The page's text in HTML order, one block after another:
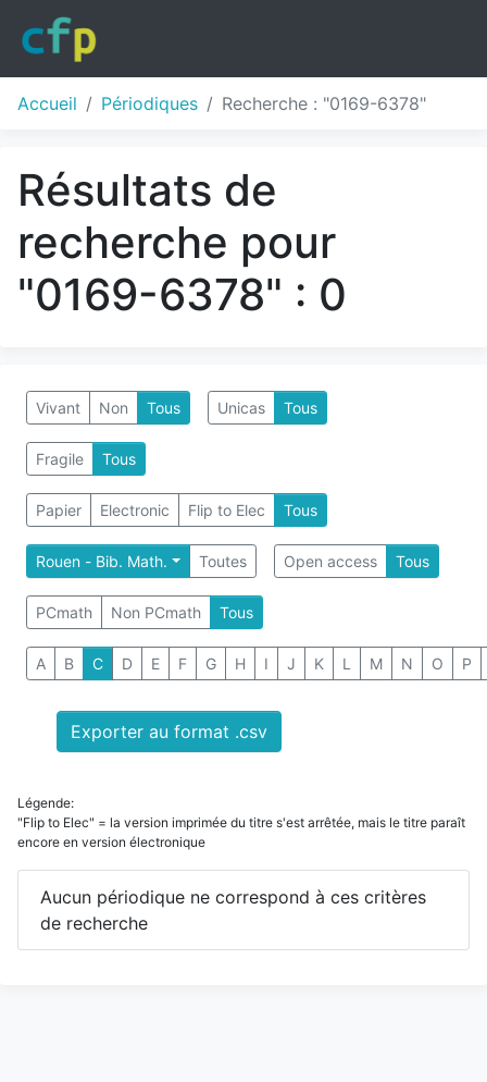
Accueil Périodiques Recherche : "0169-6378"
Résultats de
recherche pour
"0169-6378" : 0
Vivant Non Tous Unicas Tous
Fragile Tous
Papier Electronic Flip to Elec Tous
Rouen - Bib. Math. Toutes Open access Tous
PCmath Non PCmath Tous
A B C D E F G H I J K L M N O P
Exporter au format .csv
Légende:
"Flip to Elec" = la version imprimée du titre s'est arrêtée, mais le titre paraît
encore en version électronique
Aucun périodique ne correspond à ces critères
de recherche